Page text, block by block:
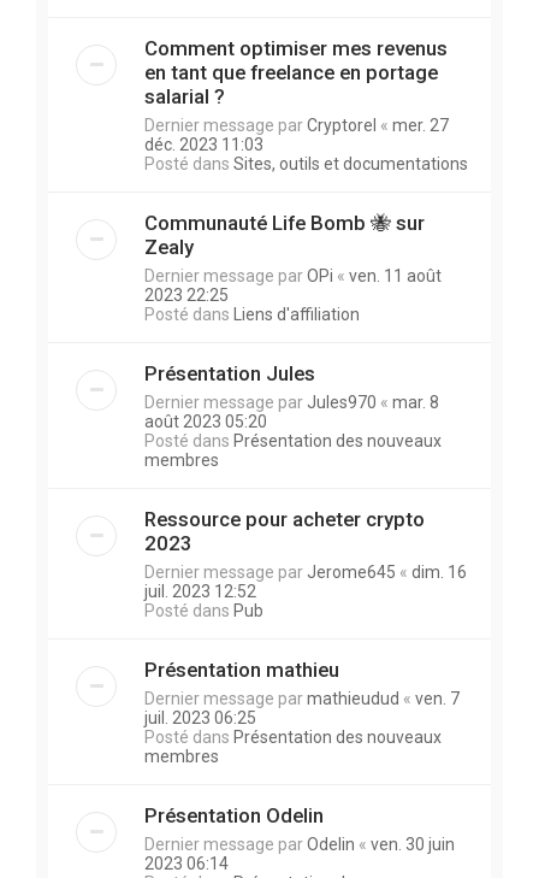
Comment optimiser mes revenus
en tant que freelance en portage
salarial ?
Dernier message parCryptorel « mer. 27
déc. 2023 11:03
Posté dans Sites, outils et documentations
Communauté Life Bomb 🐝 sur
Zealy
Dernier message parOPi « ven. 11 août
2023 22:25
Posté dans Liens d'affiliation
Présentation Jules
Dernier message par Jules970 « mar. 8
août 2023 05:20
Posté dans Présentation des nouveaux
membres
Ressource pour acheter crypto
2023
Dernier message par Jerome645 « dim. 16
juil. 2023 12:52
Posté dans Pub
Présentation mathieu
Dernier message parmathieudud « ven. 7
juil. 2023 06:25
Posté dans Présentation des nouveaux
membres
Présentation Odelin
Dernier message parOdelin « ven. 30 juin
2023 06:14